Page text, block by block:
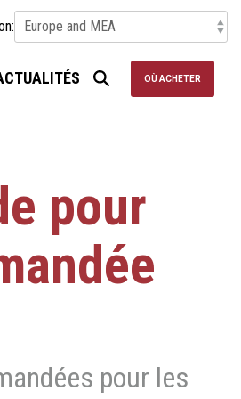
OÙ ACHETER
pour
pour les